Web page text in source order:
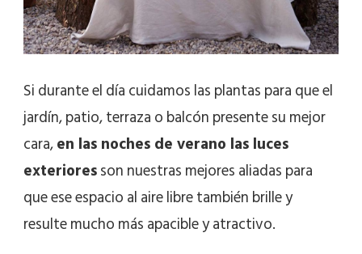
Si durante el día cuidamos las plantas para que el
jardín, patio, terraza o balcón presente su mejor
cara,en las noches de verano las luces
exterioresson nuestras mejores aliadas para
que ese espacio al aire libre también brille y
resulte mucho más apacible y atractivo.